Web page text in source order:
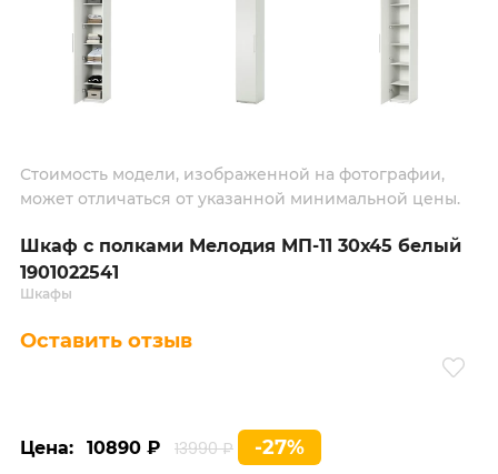
Стоимость модели, изображенной на фотографии,
может отличаться от указанной минимальной цены.
Шкаф с полками Мелодия МП-11 30х45 белый
1901022541
Шкафы
Оставить отзыв
Цена: 10890 ₽ 13990 ₽ -27%